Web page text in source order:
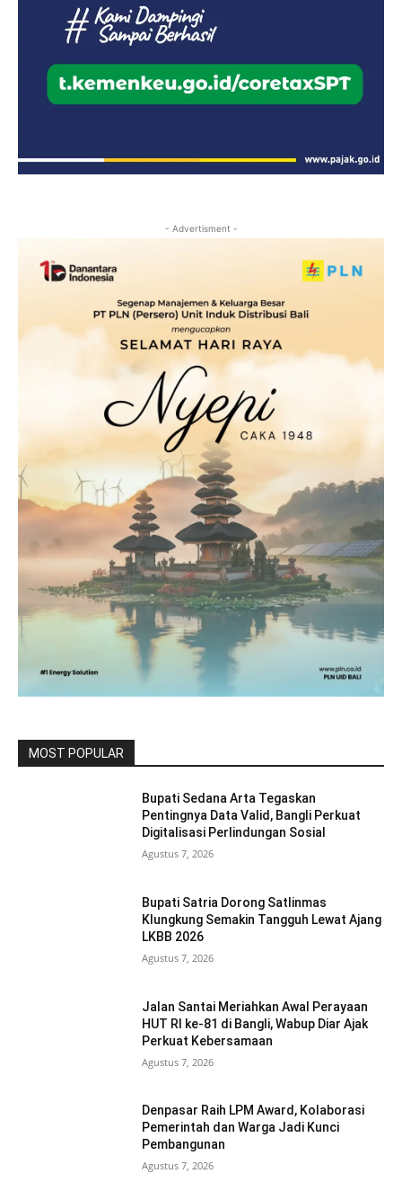
- Advertisment -
MOST POPULAR
Bupati Sedana Arta Tegaskan
Pentingnya Data Valid, Bangli Perkuat
Digitalisasi Perlindungan Sosial
Agustus 7, 2026
Bupati Satria Dorong Satlinmas
Klungkung Semakin Tangguh Lewat Ajang
LKBB 2026
Agustus 7, 2026
Jalan Santai Meriahkan Awal Perayaan
HUT RI ke-81 di Bangli, Wabup Diar Ajak
Perkuat Kebersamaan
Agustus 7, 2026
Denpasar Raih LPM Award, Kolaborasi
Pemerintah dan Warga Jadi Kunci
Pembangunan
Agustus 7, 2026